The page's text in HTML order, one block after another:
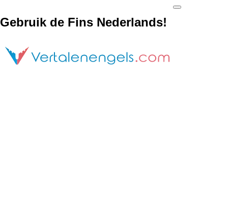
Gebruik de Fins Nederlands!